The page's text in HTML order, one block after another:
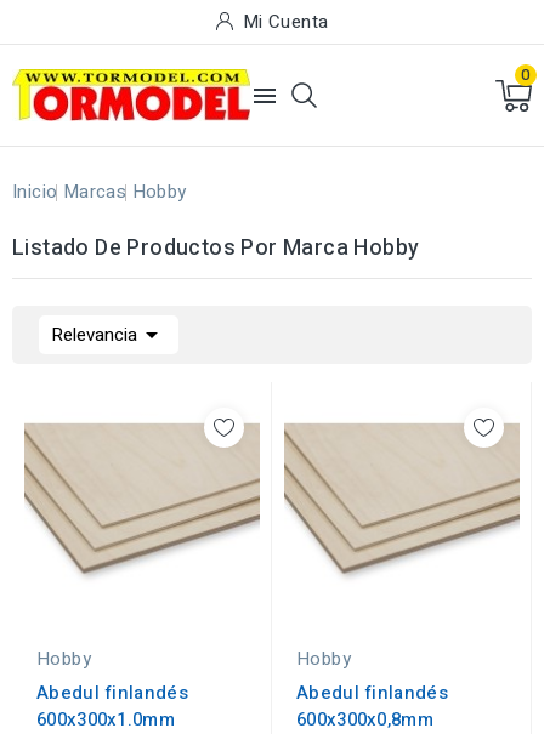
Mi Cuenta

0
Inicio Marcas Hobby
Listado De Productos Por Marca Hobby
Relevancia 
Hobby
Abedul finlandés
600x300x1.0mm
Hobby
Abedul finlandés
600x300x0,8mm